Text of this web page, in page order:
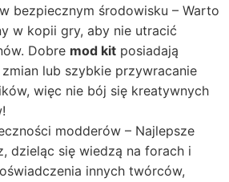
bezpiecznym środowisku – Warto
w kopii gry, aby nie utracić
Dobre mod kit posiadają
lub szybkie przywracanie
więc nie bój się kreatywnych
modderów – Najlepsze
dzieląc się wiedzą na forach i
innych twórców,